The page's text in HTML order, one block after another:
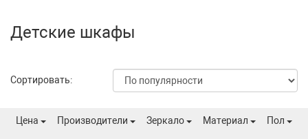
Детские шкафы
Сортировать:
Цена Производители Зеркало Материал Пол